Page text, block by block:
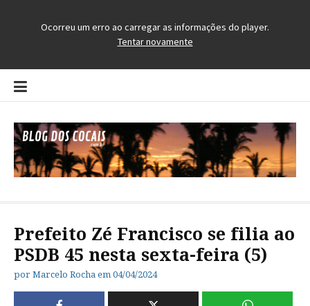
Pular
para
conteúdo
Prefeito Zé Francisco se filia ao
PSDB 45 nesta sexta-feira (5)
por Marcelo Rocha em 04/04/2024